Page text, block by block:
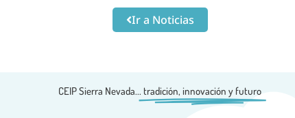
Ir a Noticias
CEIP Sierra Nevada... tradición, innovación y futuro